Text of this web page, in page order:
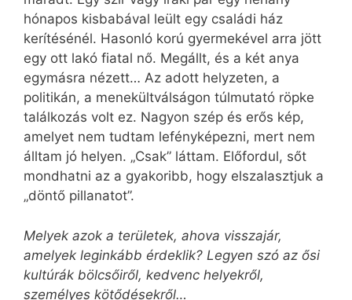
hónapos kisbabával leült egy családi ház
kerítésénél. Hasonló korú gyermekével arra jött
egy ott lakó fiatal nő. Megállt, és a két anya
egymásra nézett… Az adott helyzeten, a
politikán, a menekültválságon túlmutató röpke
találkozás volt ez. Nagyon szép és erős kép,
amelyet nem tudtam lefényképezni, mert nem
álltam jó helyen. „Csak” láttam. Előfordul, sőt
mondhatni az a gyakoribb, hogy elszalasztjuk a
„döntő pillanatot”.
Melyek azok a területek, ahova visszajár,
amelyek leginkább érdeklik? Legyen szó az ősi
kultúrák bölcsőiről, kedvenc helyekről,
személyes kötődésekről…